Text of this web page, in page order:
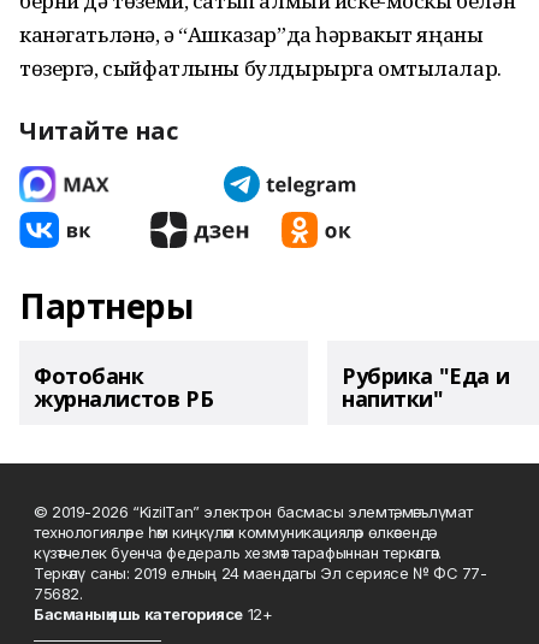
канәгатьләнә, ә “Ашказар”да һәрвакыт яңаны
төзергә, сыйфатлыны булдырырга омтылалар.
Читайте нас
Партнеры
Фотобанк
журналистов РБ
Рубрика "Еда и
напитки"
© 2019-2026 “KizilTan” электрон басмасы элемтә, мәгълүмат
технологияләре һәм киңкүләм коммуникацияләр өлкәсендә
күзәтчелек буенча федераль хезмәт тарафыннан теркәлгән.
Теркәлү саны: 2019 елның 24 маендагы Эл сериясе № ФС 77-
75682.
Басманың яшь категориясе12+